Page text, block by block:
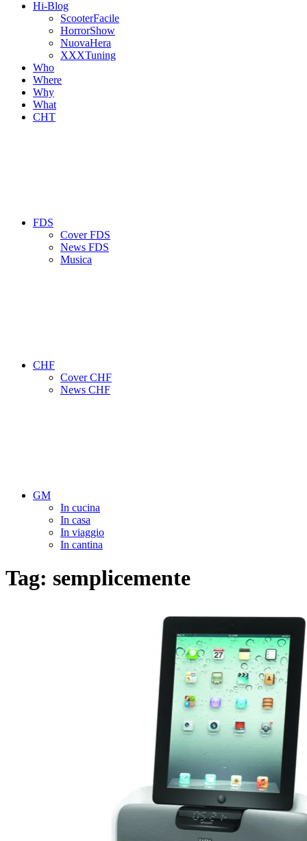
Hi-Blog
ScooterFacile
HorrorShow
NuovaHera
XXXTuning
Who
Where
Why
What
CHT
FDS
Cover FDS
News FDS
Musica
CHF
Cover CHF
News CHF
GM
In cucina
In casa
In viaggio
In cantina
Tag: semplicemente